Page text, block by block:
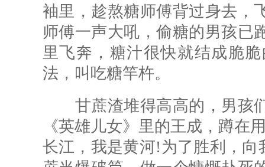
袖里，趁熬糖师傅背过身去，
师傅一声大吼，偷糖的男孩已
里飞奔，糖汁很快就结成脆
法，叫吃糖竿杵。
甘蔗渣堆得高高的，男孩
《英雄儿女》里的王成，蹲在
长江，我是黄河!为了胜利，